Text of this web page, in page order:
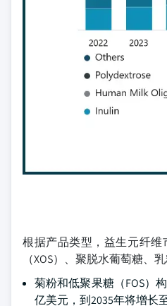
根据产品类型，益生元纤维
（XOS）、聚脱水葡萄糖、
菊粉和低聚果糖（FOS）
亿美元，到2035年将增长